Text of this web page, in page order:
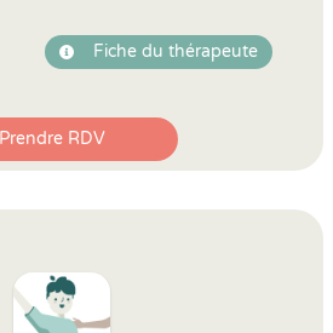
Fiche du thérapeute
Prendre RDV